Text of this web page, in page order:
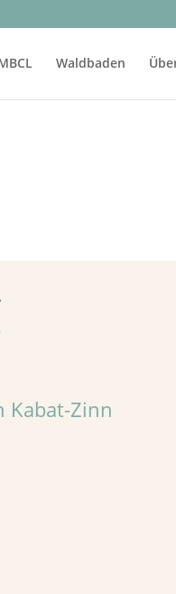
Waldbaden
Kabat-Zinn